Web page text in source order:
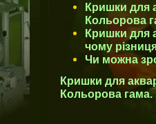
Кришки для
Кольорова
Кришки для
чому
Чи можна
Кришки для
Кольорова гама.